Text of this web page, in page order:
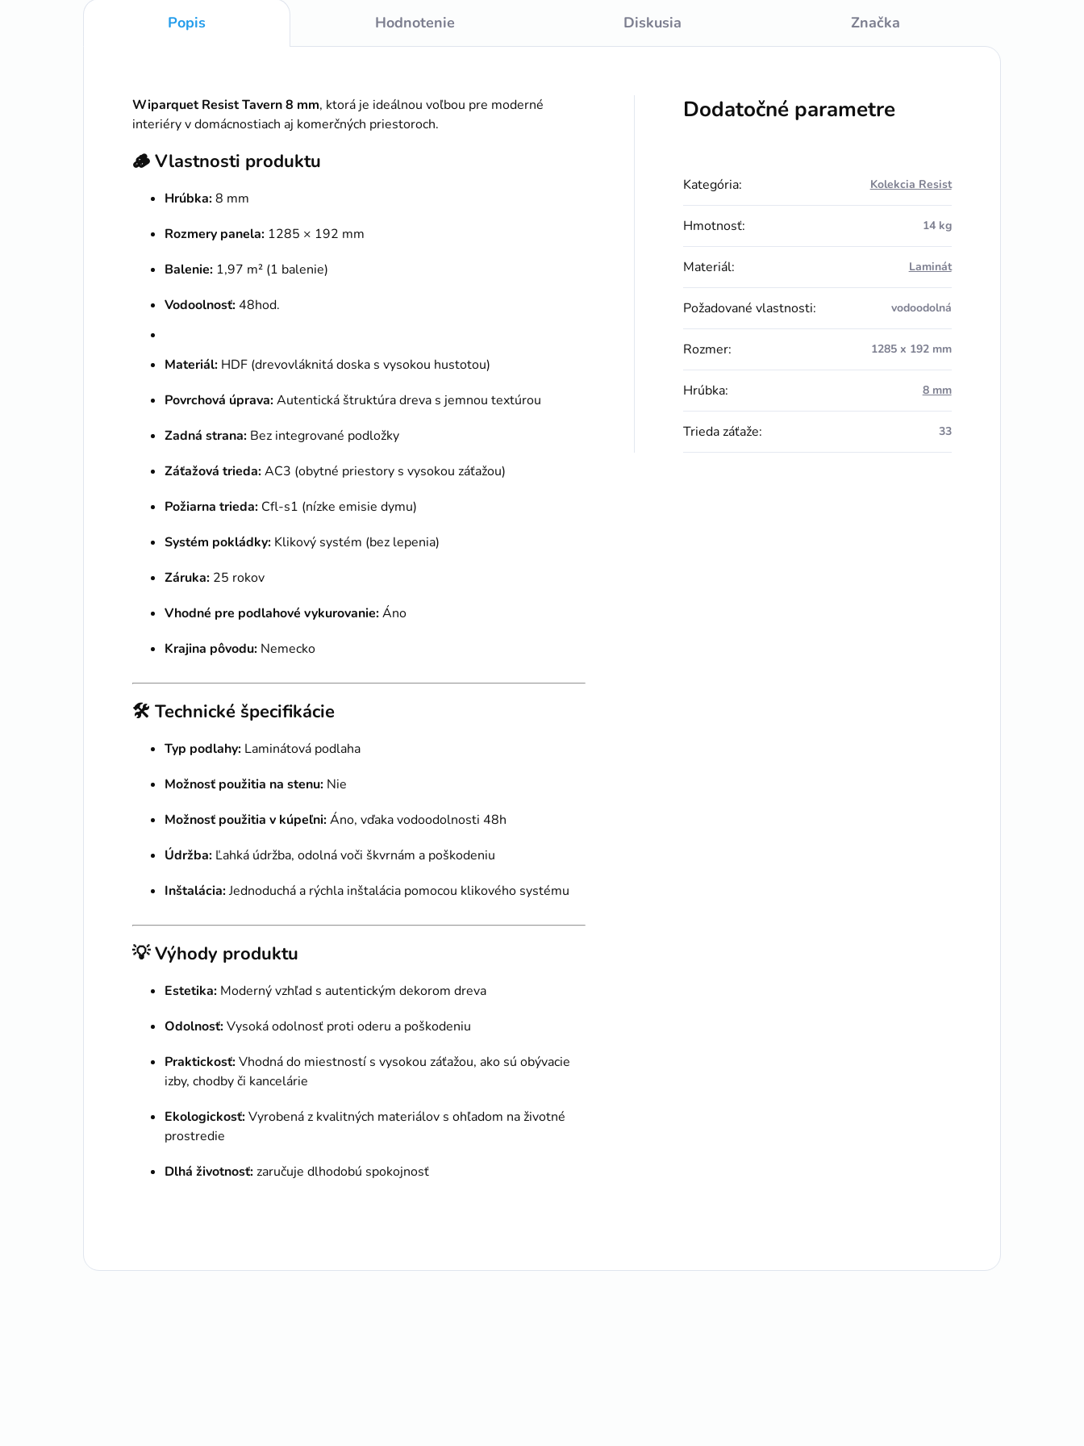
Popis Hodnotenie Diskusia Značka
Wiparquet Resist Tavern 8 mm, ktorá je ideálnou voľbou pre moderné
interiéry v domácnostiach aj komerčných priestoroch.
🪵 Vlastnosti produktu
Hrúbka:8 mm
Rozmery panela: 1285 × 192 mm
Balenie: 1,97 m² (1 balenie)
Vodoolnosť:48hod.
Materiál: HDF (drevovláknitá doska s vysokou hustotou)
Povrchová úprava:Autentická štruktúra dreva s jemnou textúrou
Zadná strana: Bez integrované podložky
Záťažová trieda:AC3 (obytné priestory s vysokou záťažou)
Požiarna trieda: Cfl-s1 (nízke emisie dymu)
Systém pokládky: Klikový systém (bez lepenia)
Záruka: 25 rokov
Vhodné pre podlahové vykurovanie:Áno
Krajina pôvodu: Nemecko
🛠️ Technické špecifikácie
Typ podlahy: Laminátová podlaha
Možnosť použitia na stenu: Nie
Možnosť použitia v kúpeľni:Áno, vďaka vodoodolnosti 48h
Údržba: Ľahká údržba, odolná voči škvrnám a poškodeniu
Inštalácia:Jednoduchá a rýchla inštalácia pomocou klikového systému
💡Výhody produktu
Estetika: Moderný vzhľad s autentickým dekorom dreva
Odolnosť:Vysoká odolnosť proti oderu a poškodeniu
Praktickosť:Vhodná do miestností s vysokou záťažou, ako sú obývacie
izby, chodby či kancelárie
Ekologickosť:Vyrobená z kvalitných materiálov s ohľadom na životné
prostredie
Dlhá životnosť:zaručuje dlhodobú spokojnosť
Dodatočné parametre
Kategória: Kolekcia Resist
Hmotnosť: 14 kg
Materiál: Laminát
Požadované vlastnosti: vodoodolná
Rozmer: 1285 x 192 mm
Hrúbka: 8 mm
Trieda záťaže: 33